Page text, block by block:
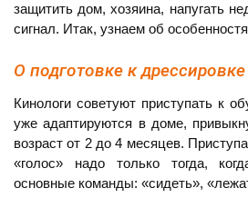
защитить дом, хозяина, напугать
сигнал. Итак, узнаем об
О подготовке к дрессировке
Кинологи советуют приступать к
уже адаптируются в доме,
возраст от 2 до 4 месяцев.
«голос» надо только тогда,
основные команды: «сидеть»,